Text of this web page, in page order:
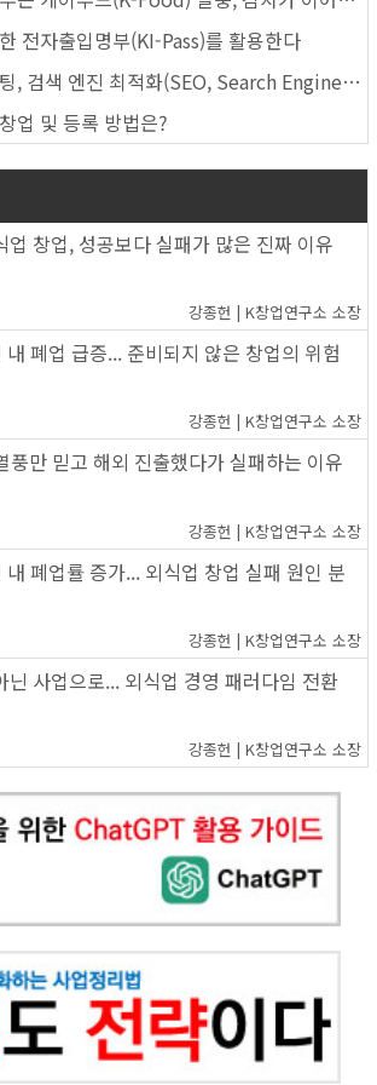
전자출입명부(KI-Pass)를 활용한다
색 엔진 최적화(SEO, Search Engine Optimization)란
업 및 등록 방법은?
업 창업, 성공보다 실패가 많은 진짜 이유
강종헌 | K창업연구소 소장
내 폐업 급증... 준비되지 않은 창업의 위험
강종헌 | K창업연구소 소장
풍만 믿고 해외 진출했다가 실패하는 이유
강종헌 | K창업연구소 소장
내 폐업률 증가... 외식업 창업 실패 원인 분
강종헌 | K창업연구소 소장
닌 사업으로... 외식업 경영 패러다임 전환
강종헌 | K창업연구소 소장